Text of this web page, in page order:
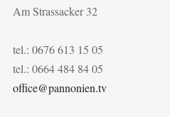
Am Strassacker 32
tel.: 0676 613 15 05
tel.: 0664 484 84 05
office@pannonien.tv